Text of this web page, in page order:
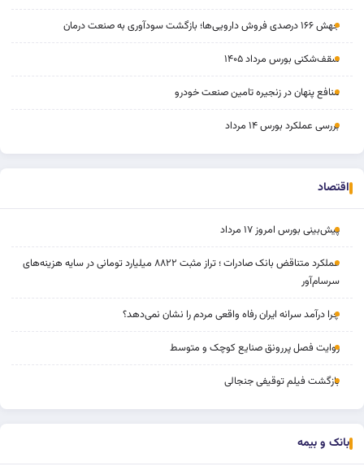
جهش ۱۶۶ درصدی فروش دارویی‌ها؛ بازگشت سودآوری به صنعت درمان
سقف‌شکنی بورس مرداد ۱۴۰۵
منافع پنهان در زنجیره تامین صنعت خودرو
بررسی عملکرد بورس ۱۴ مرداد
اقتصاد
پیش‌بینی بورس امروز ۱۷ مرداد
عملکرد متناقض بانک صادرات ؛ تراز مثبت ۸۸۲۲ میلیارد تومانی در سایه هزینه‌های
سرسام‌آور
چرا درآمد سرانه ایران رفاه واقعی مردم را نشان نمی‌دهد؟
روایت فصل پررونق صنایع کوچک و متوسط
بازگشت فیلم توقیفی جنجالی
بانک و بیمه